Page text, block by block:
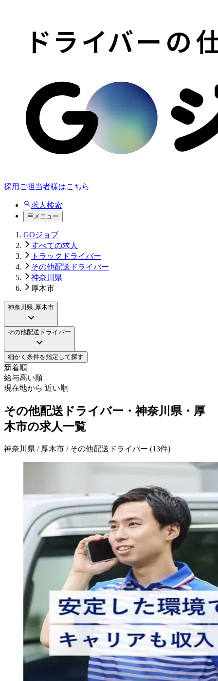
採用ご担当者様はこちら
求人検索
メニュー
GOジョブ
すべての求人
トラックドライバー
その他配送ドライバー
神奈川県
厚木市
神奈川県,厚木市
その他配送ドライバー
細かく条件を指定して探す
新着順
給与高い順
現在地から 近い順
その他配送ドライバー・神奈川県・厚
木市の求人一覧
神奈川県 / 厚木市 / その他配送ドライバー (13件)